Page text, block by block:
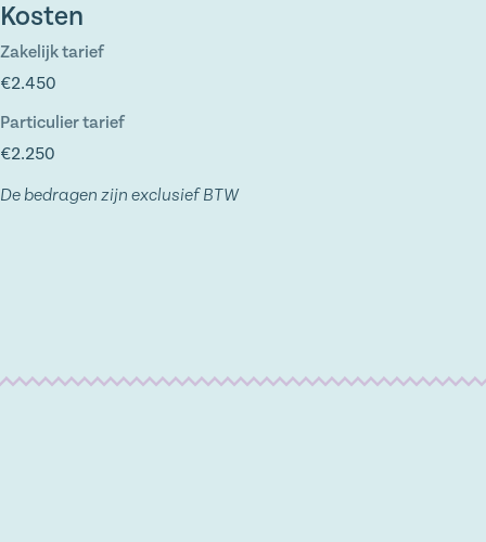
Kosten
Zakelijk tarief
€2.450
Particulier tarief
€2.250
De bedragen zijn exclusief BTW